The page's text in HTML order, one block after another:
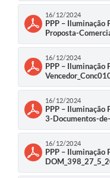
16/12/2024
PPP –
Proposta-
16/12/2024
PPP – Iluminação
16/12/2024
PPP – Iluminação
3-Documentos-
16/12/2024
PPP – Iluminação